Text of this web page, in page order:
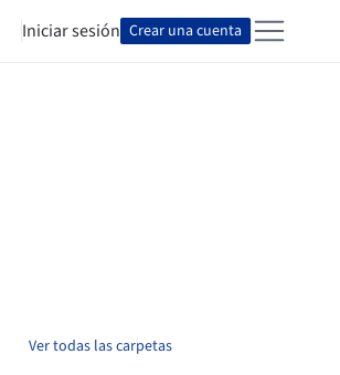
Iniciar sesión Crear una cuenta
Ver todas las carpetas